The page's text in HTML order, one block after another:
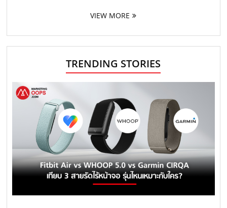
VIEW MORE
TRENDING STORIES